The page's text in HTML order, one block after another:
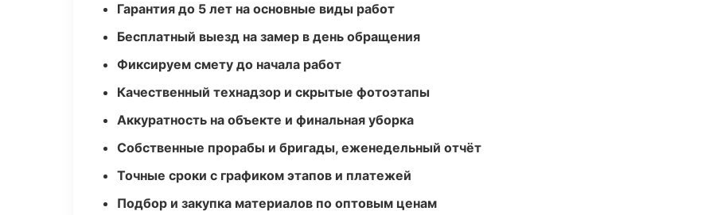
Гарантия до 5 лет на основные виды работ
Бесплатный выезд на замер в день обращения
Фиксируем смету до начала работ
Качественный технадзор и скрытые фотоэтапы
Аккуратность на объекте и финальная уборка
Собственные прорабы и бригады, еженедельный отчёт
Точные сроки с графиком этапов и платежей
Подбор и закупка материалов по оптовым ценам